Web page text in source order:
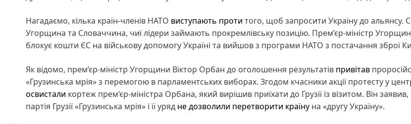
Нагадаємо, кілька країн-членів НАТО виступають проти того, щоб запросити Україну до альянсу.
Угорщина та Словаччина, чиї лідери займають прокремлівську позицію. Прем’єр-міністр
блокує кошти ЄС на військову допомогу Україні та вийшов з програми НАТО з постачання зброї
Як відомо, прем’єр-міністр Угорщини Віктор Орбан до оголошення результатів привітав
«Грузинська мрія» з перемогою в парламентських виборах. Згодом кчасники акції протесту у
освистали кортеж прем’єр-міністра Орбана, який вирішив приїхати до Грузії із візитом. Він
партія Грузії «Грузинська мрія» і її уряд не дозволили перетворити країну на «другу Україну».